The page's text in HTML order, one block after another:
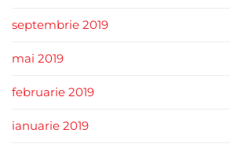
septembrie 2019
mai 2019
februarie 2019
ianuarie 2019